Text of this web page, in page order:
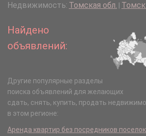
Недвижимость: Томская обл. Томск
Найдено
объявлений:
Другие популярные разделы
поиска объявлений для желающих
сдать, снять, купить, продать
в этом регионе:
Аренда квартир без посредников